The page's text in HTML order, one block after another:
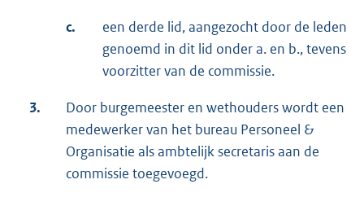
c.
een derde lid, aangezocht door de leden
genoemd in dit lid onder a. en b., tevens
voorzitter van de commissie.
3.
Door burgemeester en wethouders wordt een
medewerker van het bureau Personeel &
Organisatie als ambtelijk secretaris aan de
commissie toegevoegd.